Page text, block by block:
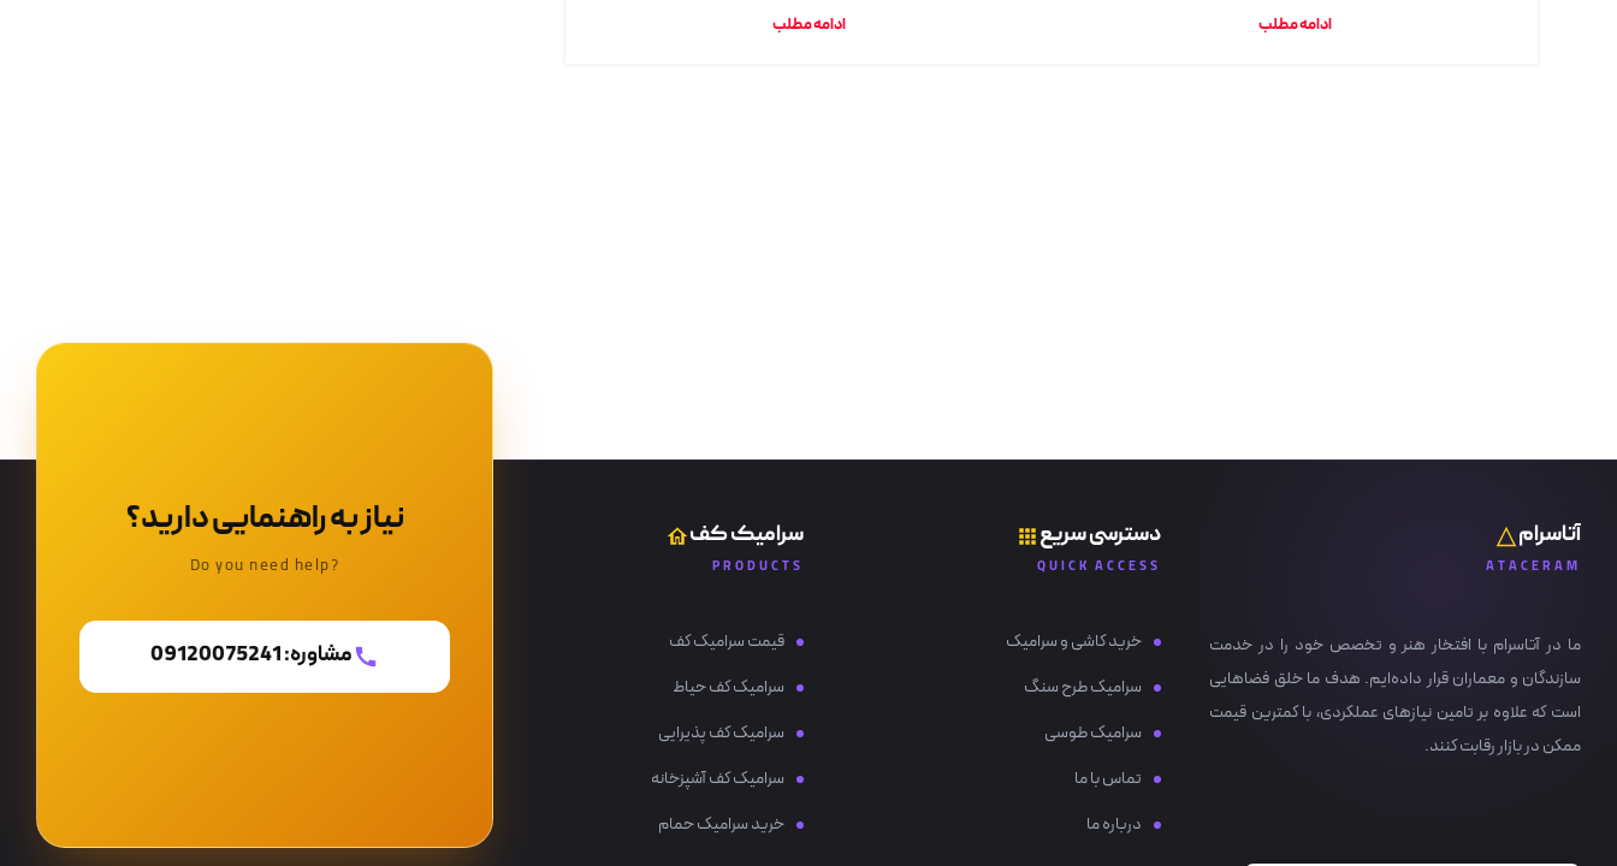
ادامه مطلب ادامه مطلب
آتاسرام
ATACERAM
ما در آتاسرام با افتخار هنر و تخصص خود را در خدمت
سازندگان و معماران قرار داده‌ایم. هدف ما خلق فضاهایی
است که علاوه بر تامین نیازهای عملکردی، با کمترین قیمت
ممکن در بازار رقابت کنند.
دسترسی سریع
QUICK ACCESS
خرید کاشی و سرامیک
سرامیک طرح سنگ
سرامیک طوسی
تماس با ما
درباره ما
سرامیک کف
PRODUCTS
قیمت سرامیک کف
سرامیک کف حیاط
سرامیک کف پذیرایی
سرامیک کف آشپزخانه
خرید سرامیک حمام
نیاز به راهنمایی دارید؟
?Do you need help
مشاوره: 09120075241